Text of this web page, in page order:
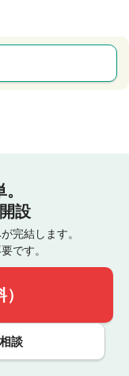
設
完結します。
です。
談